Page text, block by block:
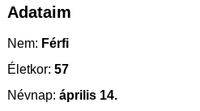
Adataim
Nem: Férfi
Életkor: 57
Névnap: április 14.